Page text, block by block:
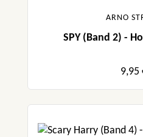
ARNO
SPY (Band 2) -
9,95